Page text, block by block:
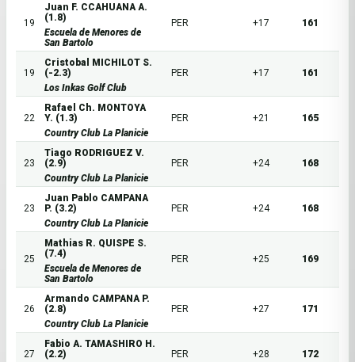
19
Juan F. CCAHUANA A.
(1.8)
Escuela de Menores de
San Bartolo
PER +17 161
19
Cristobal MICHILOT S.
(-2.3)
Los Inkas Golf Club
PER +17 161
22
Rafael Ch. MONTOYA
Y. (1.3)
Country Club La Planicie
PER +21 165
23
Tiago RODRIGUEZ V.
(2.9)
Country Club La Planicie
PER +24 168
23
Juan Pablo CAMPANA
P. (3.2)
Country Club La Planicie
PER +24 168
25
Mathias R. QUISPE S.
(7.4)
Escuela de Menores de
San Bartolo
PER +25 169
26
Armando CAMPANA P.
(2.8)
Country Club La Planicie
PER +27 171
27
Fabio A. TAMASHIRO H.
(2.2)
PER +28 172